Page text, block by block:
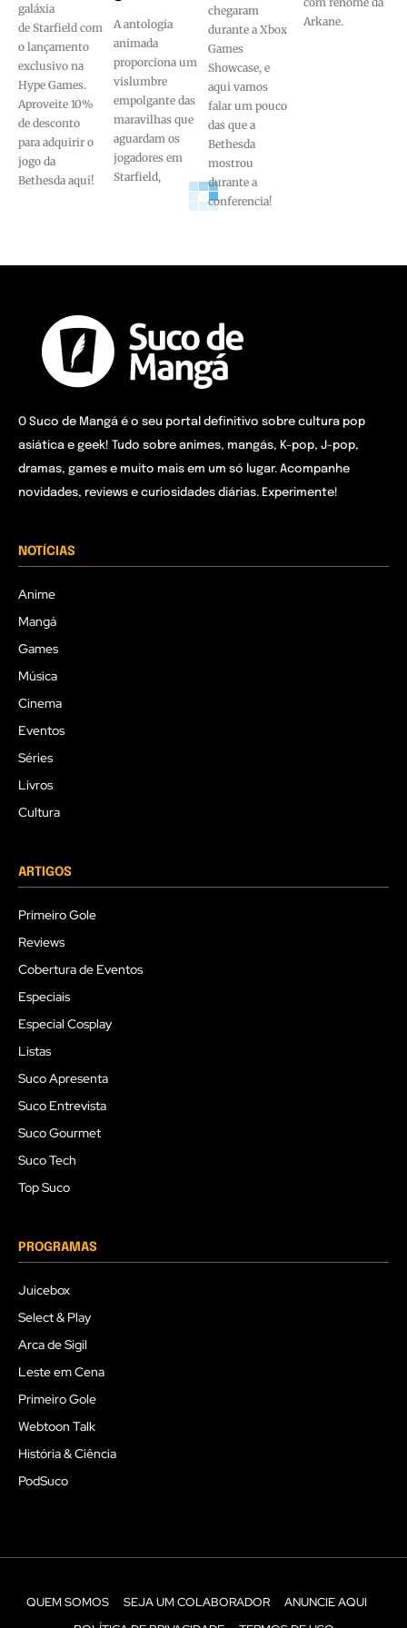
galáxia
de Starfield com
o lançamento
exclusivo na
Hype Games.
Aproveite 10%
de desconto
para adquirir o
jogo da
Bethesda aqui!
A antologia
animada
proporciona um
vislumbre
empolgante das
maravilhas que
aguardam os
jogadores em
Starfield,
chegaram
durante a Xbox
Games
Showcase, e
aqui vamos
falar um pouco
das que a
Bethesda
mostrou
durante a
conferencia!
Arkane.
O Suco de Mangá é o seu portal definitivo sobre cultura pop
asiática e geek! Tudo sobre animes, mangás, K-pop, J-pop,
dramas, games e muito mais em um só lugar. Acompanhe
novidades, reviews e curiosidades diárias. Experimente!
NOTÍCIAS
Anime
Mangá
Games
Música
Cinema
Eventos
Séries
Livros
Cultura
ARTIGOS
Primeiro Gole
Reviews
Cobertura de Eventos
Especiais
Especial Cosplay
Listas
Suco Apresenta
Suco Entrevista
Suco Gourmet
Suco Tech
Top Suco
PROGRAMAS
Juicebox
Select & Play
Arca de Sigil
Leste em Cena
Primeiro Gole
Webtoon Talk
História & Ciência
PodSuco
QUEM SOMOS SEJA UM COLABORADOR
ANUNCIE AQUI